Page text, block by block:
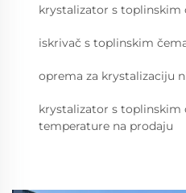
krystalizator s toplinskim
iskrivač s toplinskim
oprema za krystalizaciju
krystalizator s toplinskim
temperature na prodaju